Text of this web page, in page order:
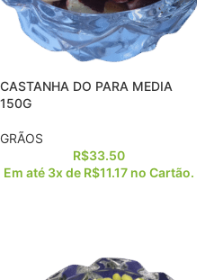
CASTANHA DO PARA MEDIA
150G
GRÃOS
R$33.50
Em até 3x de R$11.17 no Cartão.